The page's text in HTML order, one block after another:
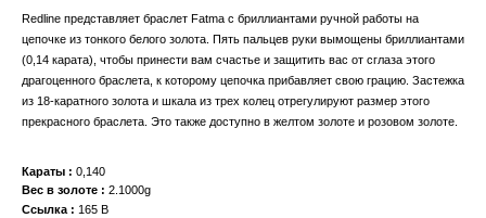
Redline представляет браслет Fatma с бриллиантами ручной работы на
цепочке из тонкого белого золота. Пять пальцев руки вымощены бриллиантами
(0,14 карата), чтобы принести вам счастье и защитить вас от сглаза этого
драгоценного браслета, к которому цепочка прибавляет свою грацию. Застежка
из 18-каратного золота и шкала из трех колец отрегулируют размер этого
прекрасного браслета. Это также доступно в желтом золоте и розовом золоте.
Караты
0,140
Вес в золоте
2.1000g
Ссылка
165 B